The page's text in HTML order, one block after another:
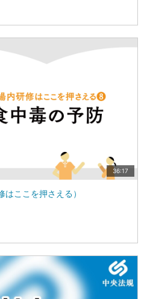
36:17
ここを押さえる）